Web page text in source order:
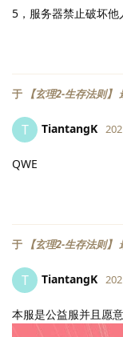
5，服务器禁止破坏
于 【玄理2-生存法则
T TiantangK
QWE
于 【玄理2-生存法则
T TiantangK
本服是公益服并且愿